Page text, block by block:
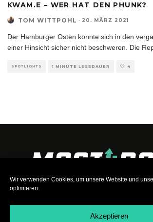
Wir verwenden Cookies, um unsere Website und
optimieren.
Akzeptieren
KWAM.E – WER HAT DEN PHUNK?
TOM WITTPOHL · 20. MÄRZ 2021
Der Hamburger Osten konnte sich in den
einer Hinsicht sicher nicht beschweren. Die
SPOTLIGHTS 1 MINUTE LESEDAUER 4